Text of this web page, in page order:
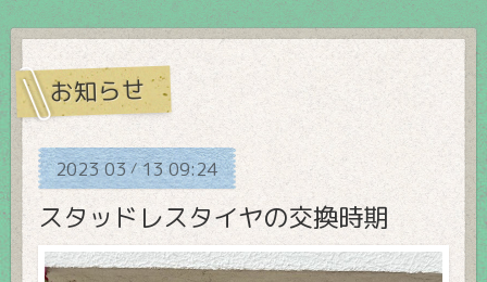
お知らせ
2023 03/13 09:24
スタッドレスタイヤの交換時期